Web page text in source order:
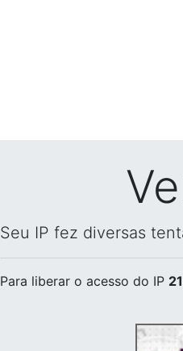
Seu IP fez diversas
Para liberar o acesso do IP